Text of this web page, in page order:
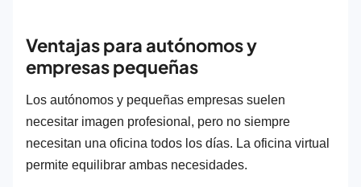
Ventajas para autónomos y
empresas pequeñas
Los autónomos y pequeñas empresas suelen
necesitar imagen profesional, pero no siempre
necesitan una oficina todos los días. La oficina virtual
permite equilibrar ambas necesidades.